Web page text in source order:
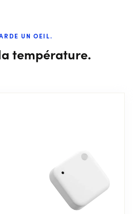
UN OEIL.
température.